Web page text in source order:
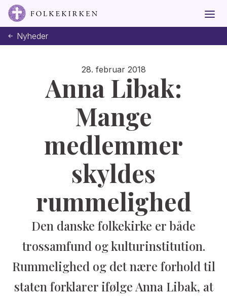
Nyheder
28. februar 2018
Anna Libak:
Mange
medlemmer
skyldes
rummelighed
Den danske folkekirke er både
trossamfund og kulturinstitution.
Rummelighed og det nære forhold til
staten forklarer ifølge Anna Libak, at